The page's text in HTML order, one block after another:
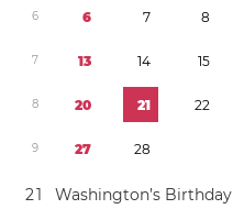
6 6 7 8
7 13 14 15
8 20 21 22
9 27 28
21 Washington’s Birthday